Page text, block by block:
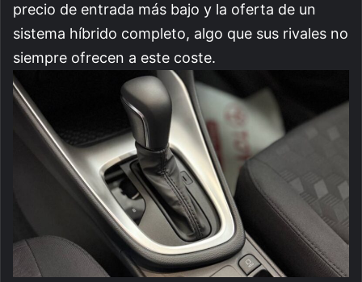
precio de entrada más bajo y la oferta de un
sistema híbrido completo, algo que sus rivales no
siempre ofrecen a este coste.